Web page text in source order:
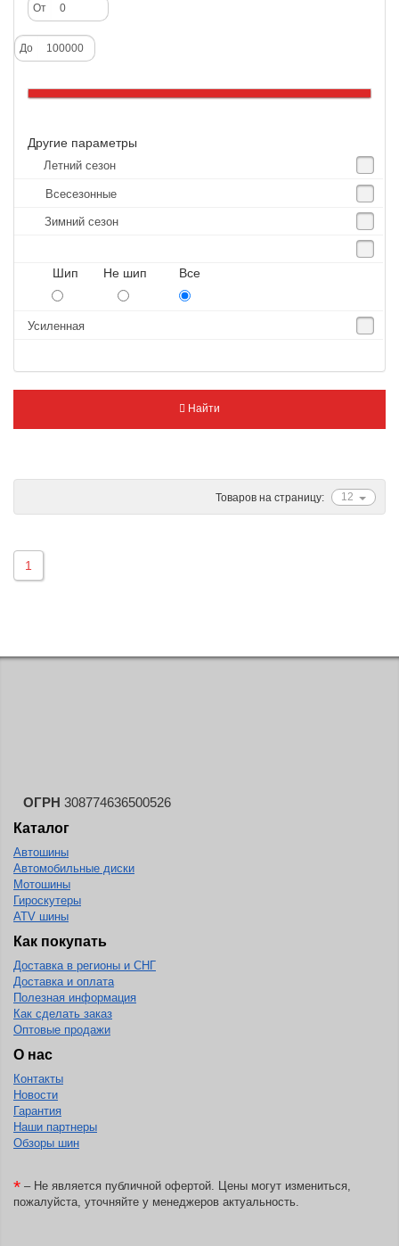
Agrica
Alliance
Altenzo
Altura
Amtel
Aoteli
Arivo
Armstrong
ATF
Austone
BlackHawk
Blacklion
Cachland
Camso
Centara
Chaoyang
Comforser
Compasal
Composit
От
До
Другие параметры
Летний сезон
Всесезонные
Зимний сезон
Шип Не шип Все
Усиленная
Найти
12
Товаров на страницу:
1
ОГРН 308774636500526
Каталог
Автошины
Автомобильные диски
Мотошины
Гироскутеры
ATV шины
Как покупать
Доставка в регионы и СНГ
Доставка и оплата
Полезная информация
Как сделать заказ
Оптовые продажи
О нас
Контакты
Новости
Гарантия
Наши партнеры
Обзоры шин
* – Не является публичной офертой. Цены могут измениться,
пожалуйста, уточняйте у менеджеров актуальность.